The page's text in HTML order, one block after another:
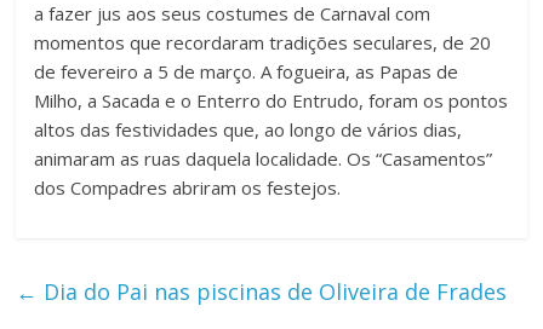
a fazer jus aos seus costumes de Carnaval com
momentos que recordaram tradições seculares, de 20
de fevereiro a 5 de março. A fogueira, as Papas de
Milho, a Sacada e o Enterro do Entrudo, foram os pontos
altos das festividades que, ao longo de vários dias,
animaram as ruas daquela localidade. Os “Casamentos”
dos Compadres abriram os festejos.
← Dia do Pai nas piscinas de Oliveira de Frades